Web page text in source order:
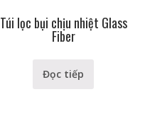
Túi lọc bụi chịu nhiệt Glass
Fiber
Đọc tiếp